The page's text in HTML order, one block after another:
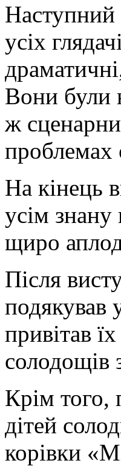
Наступний
усіх
Вони були
ж
проблемах
На кінець
усім
щиро
Після
подякував
привітав
солодощів
Крім того,
дітей
корівки